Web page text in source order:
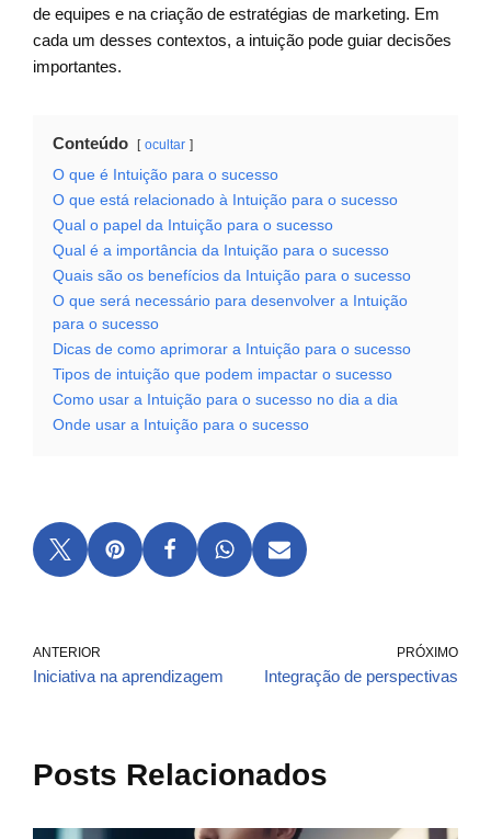
de equipes e na criação de estratégias de marketing. Em
cada um desses contextos, a intuição pode guiar decisões
importantes.
Conteúdo ocultar
O que é Intuição para o sucesso
O que está relacionado à Intuição para o sucesso
Qual o papel da Intuição para o sucesso
Qual é a importância da Intuição para o sucesso
Quais são os benefícios da Intuição para o sucesso
O que será necessário para desenvolver a Intuição
para o sucesso
Dicas de como aprimorar a Intuição para o sucesso
Tipos de intuição que podem impactar o sucesso
Como usar a Intuição para o sucesso no dia a dia
Onde usar a Intuição para o sucesso
ANTERIOR
Iniciativa na aprendizagem
PRÓXIMO
Integração de perspectivas
Posts Relacionados